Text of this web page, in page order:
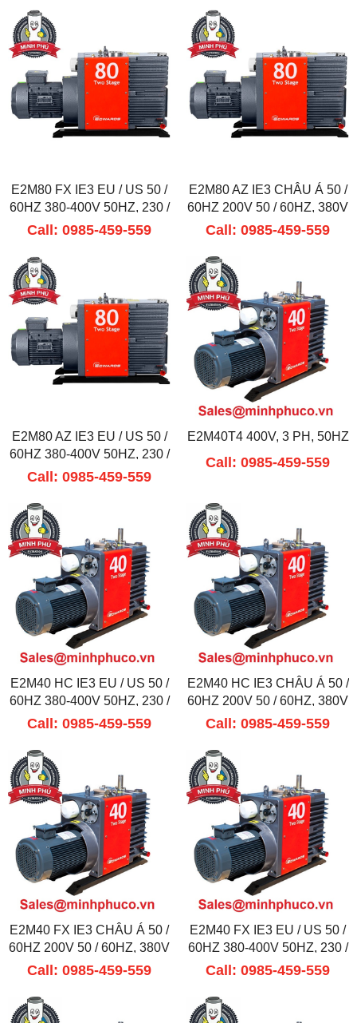
E2M80 FX IE3 EU / US 50 /
60HZ 380-400V 50HZ, 230 /
460V 60HZ
Call: 0985-459-559
E2M80 AZ IE3 CHÂU Á 50 /
60HZ 200V 50 / 60HZ, 380V
60HZ
Call: 0985-459-559
E2M80 AZ IE3 EU / US 50 /
60HZ 380-400V 50HZ, 230 /
460V 60HZ
Call: 0985-459-559
E2M40T4 400V, 3 PH, 50HZ
Call: 0985-459-559
E2M40 HC IE3 EU / US 50 /
60HZ 380-400V 50HZ, 230 /
460V 60HZ
Call: 0985-459-559
E2M40 HC IE3 CHÂU Á 50 /
60HZ 200V 50 / 60HZ, 380V
60HZ
Call: 0985-459-559
E2M40 FX IE3 CHÂU Á 50 /
60HZ 200V 50 / 60HZ, 380V
60HZ
Call: 0985-459-559
E2M40 FX IE3 EU / US 50 /
60HZ 380-400V 50HZ, 230 /
460V 60HZ
Call: 0985-459-559